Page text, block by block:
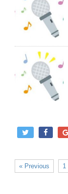
« Previous 1